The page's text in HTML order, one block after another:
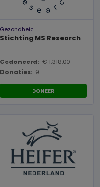
Gezondheid
Stichting MS Research
Gedoneerd: € 1.318,00
Donaties: 9
DONEER